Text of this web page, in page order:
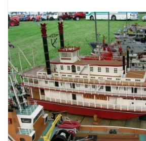
Zeitschriften
Neue Zeichnungen
NEUE ZEITSCHRIFTEN
ABONNEMENT DER
MODELLBAUER